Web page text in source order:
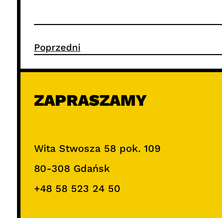
Poprzedni
ZAPRASZAMY
Wita Stwosza 58 pok. 109
80-308 Gdańsk
+48 58 523 24 50